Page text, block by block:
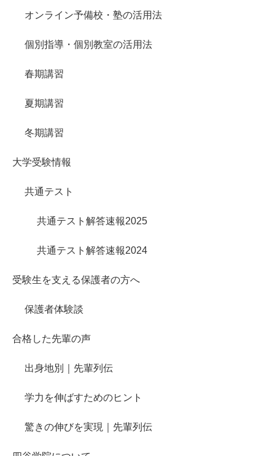
オンライン予備校・塾の活用法
個別指導・個別教室の活用法
春期講習
夏期講習
冬期講習
大学受験情報
共通テスト
共通テスト解答速報2025
共通テスト解答速報2024
受験生を支える保護者の方へ
保護者体験談
合格した先輩の声
出身地別｜先輩列伝
学力を伸ばすためのヒント
驚きの伸びを実現｜先輩列伝